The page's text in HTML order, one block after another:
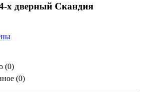
дверный Скандия
(0)
(0)